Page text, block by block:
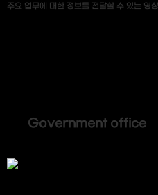
주요 업무에 대한 정보를 전달할 수 있는 영
Government